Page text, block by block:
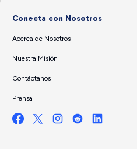
Conecta con Nosotros
Acerca de Nosotros
Nuestra Misión
Contáctanos
Prensa